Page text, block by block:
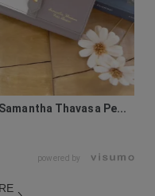
Samantha Thavasa Pe...
powered by